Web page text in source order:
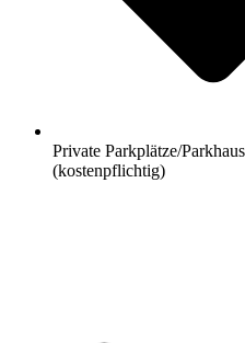
Private Parkplätze/
(kostenpflichtig)